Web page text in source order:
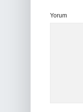
Yorum